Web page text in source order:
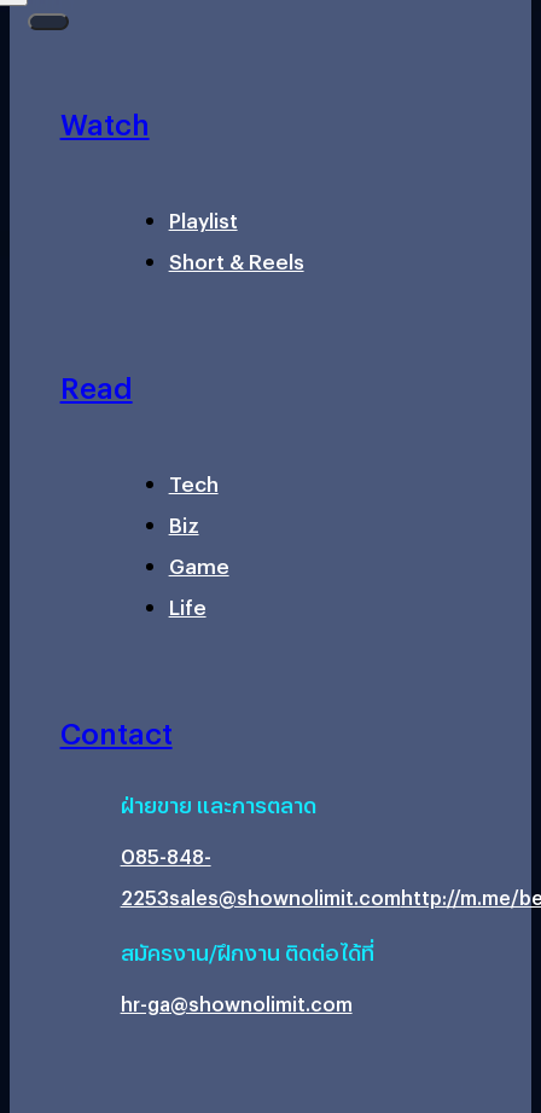
Watch
Playlist
Short & Reels
Read
Tech
Biz
Game
Life
Contact
ฝ่ายขาย และการตลาด
085-848-
2253sales@shownolimit.comhttp://m.me/
สมัครงาน/ฝึกงาน ติดต่อได้ที่
hr-ga@shownolimit.com